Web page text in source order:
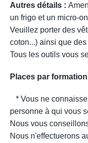
Autres détails :
un frigo et un micro-
Veuillez porter des
coton...) ainsi que
Tous les outils vous
Places par
* Vous ne
personne à qui vous
Nous vous
Nous n'effectuerons